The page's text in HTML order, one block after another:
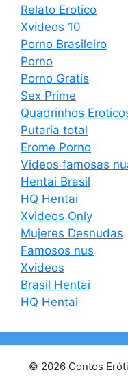
Relato Erotico
Xvideos 10
Porno Brasileiro
Porno
Porno Gratis
Sex Prime
Quadrinhos
Putaria total
Erome Porno
Videos famosas
Hentai Brasil
HQ Hentai
Xvideos Only
Mujeres Desnudas
Famosos nus
Xvideos
Brasil Hentai
HQ Hentai
© 2026 Contos